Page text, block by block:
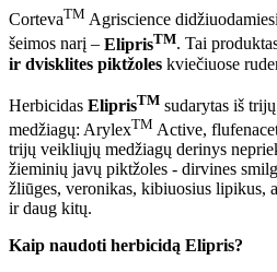
CortevaTM Agriscience
šeimos narį – EliprisTM. Tai
ir dvisklites piktžoles kviečiuose
Herbicidas EliprisTM sudarytas iš
medžiagų: ArylexTM Active,
trijų veikliųjų medžiagų derinys
žieminių javų piktžoles - dirvines
žliūges, veronikas, kibiuosius lipikus,
ir daug kitų.
Kaip naudoti herbicidą Elipris?